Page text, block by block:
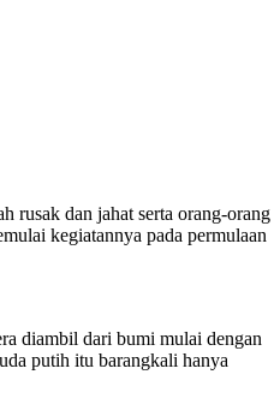
rusak dan jahat serta orang-orang
kegiatannya pada permulaan
diambil dari bumi mulai dengan
putih itu barangkali hanya